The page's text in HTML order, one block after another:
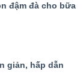
đậm đà cho bữa
giản, hấp dẫn